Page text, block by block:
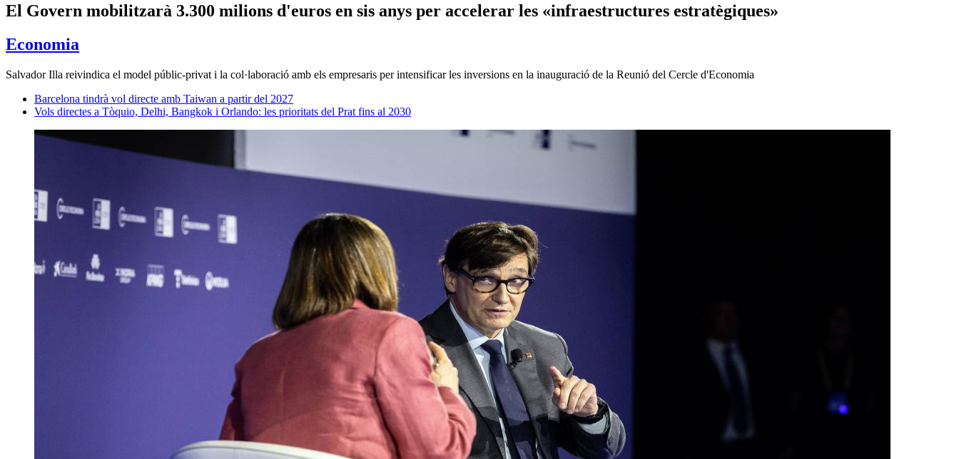
El Govern mobilitzarà 3.300 milions d'euros en sis anys per accelerar les «infraestructures estratègiques»
Economia
Salvador Illa reivindica el model públic-privat i la col·laboració amb els empresaris per intensificar les inversions en la inauguració de la Reunió del Cercle d'Economia
Barcelona tindrà vol directe amb Taiwan a partir del 2027
Vols directes a Tòquio, Delhi, Bangkok i Orlando: les prioritats del Prat fins al 2030